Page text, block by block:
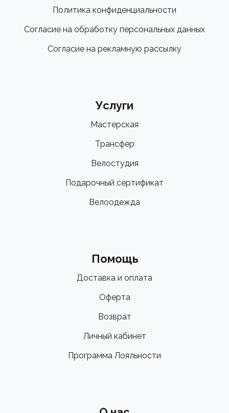
Политика конфиденциальности
Согласие на обработку персональных данных
Согласие на рекламную рассылку
Услуги
Мастерская
Трансфер
Велостудия
Подарочный сертификат
Велоодежда
Помощь
Доставка и оплата
Оферта
Возврат
Личный кабинет
Программа Лояльности